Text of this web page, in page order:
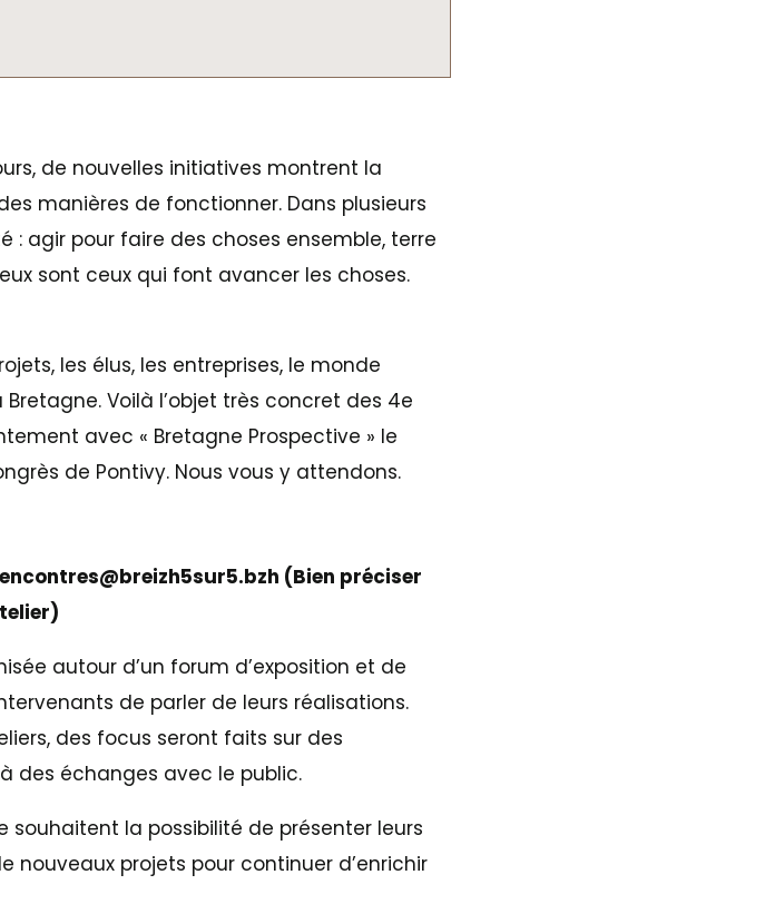
de nouvelles initiatives montrent la
manières de fonctionner. Dans plusieurs
agir pour faire des choses ensemble, terre
sont ceux qui font avancer les choses.
les élus, les entreprises, le monde
Voilà l’objet très concret des 4e
avec « Bretagne Prospective » le
de Pontivy. Nous vous y attendons.
(Bien préciser
autour d’un forum d’exposition et de
de parler de leurs réalisations.
des focus seront faits sur des
des échanges avec le public.
souhaitent la possibilité de présenter leurs
nouveaux projets pour continuer d’enrichir